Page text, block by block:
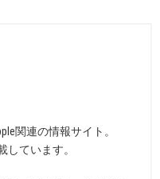
関連の情報サイト。
しています。